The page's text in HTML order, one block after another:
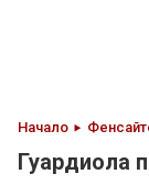
Начало
Гуардиола